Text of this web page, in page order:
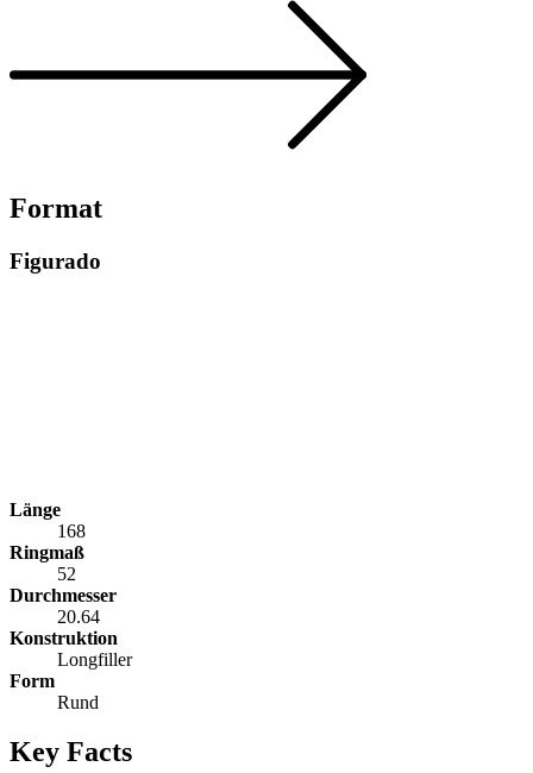
Format
Figurado
Länge
168
Ringmaß
52
Durchmesser
20.64
Konstruktion
Longfiller
Form
Rund
Key Facts